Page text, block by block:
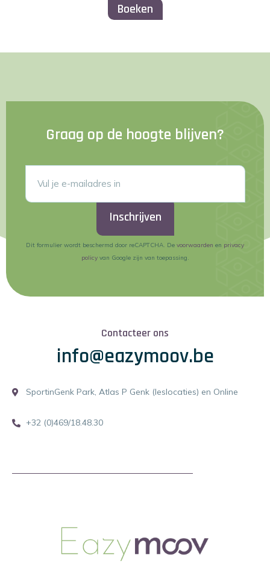
Boeken
Graag op de hoogte blijven?
Inschrijven
Dit formulier wordt beschermd door reCAPTCHA. De voorwaarden en privacy
policyvan Google zijn van toepassing.
Contacteer ons
info@eazymoov.be
SportinGenk Park, Atlas P Genk (leslocaties) en Online
+32 (0)469/18.48.30